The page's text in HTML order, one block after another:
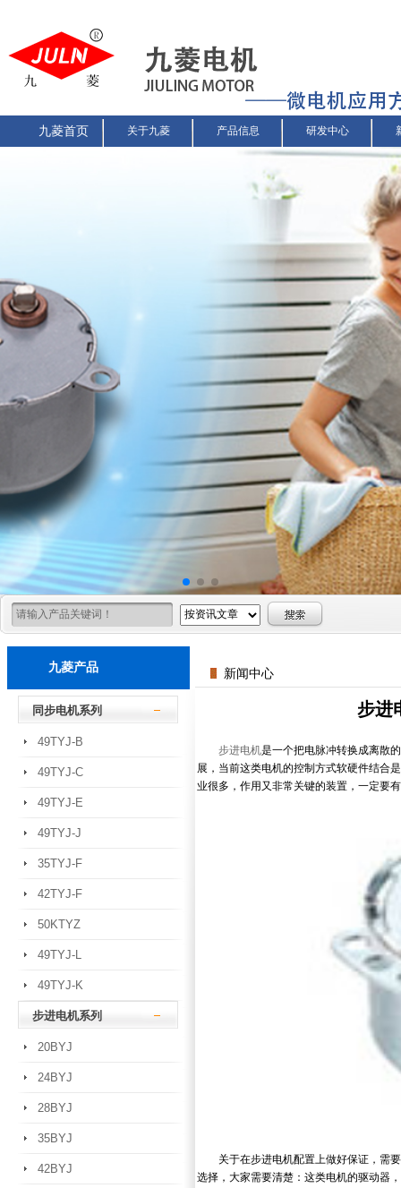
九菱首页 关于九菱 产品信息 研发中心
九菱产品
同步电机系列
49TYJ-B
49TYJ-C
49TYJ-E
49TYJ-J
35TYJ-F
42TYJ-F
50KTYZ
49TYJ-L
49TYJ-K
步进电机系列
20BYJ
24BYJ
28BYJ
35BYJ
42BYJ
新闻中心
步进
步进电机是一个把电脉冲转换成离散
展，当前这类电机的控制方式软硬件结合
业很多，作用又非常关键的装置，一定要
关于在步进电机配置上做好保证，需要
选择，大家需要清楚：这类电机的驱动器